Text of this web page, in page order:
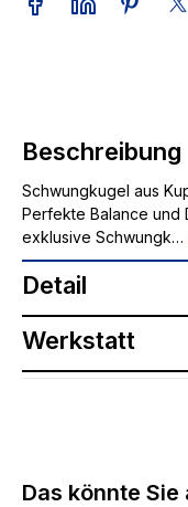
Beschreibung
Schwungkugel aus
Perfekte Balance
exklusive Schwungk…
Detail
Werkstatt
Produktgalerie
Das könnte